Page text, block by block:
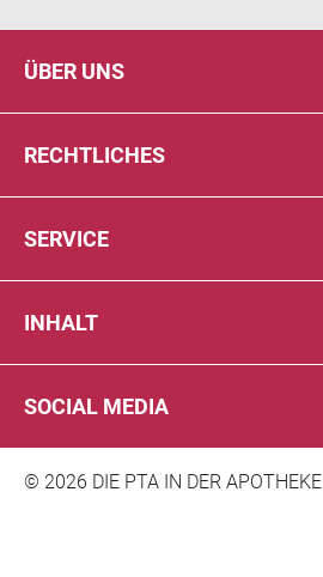
ÜBER UNS
RECHTLICHES
SERVICE
INHALT
SOCIAL MEDIA
© 2026 DIE PTA IN DER APOTHEKE